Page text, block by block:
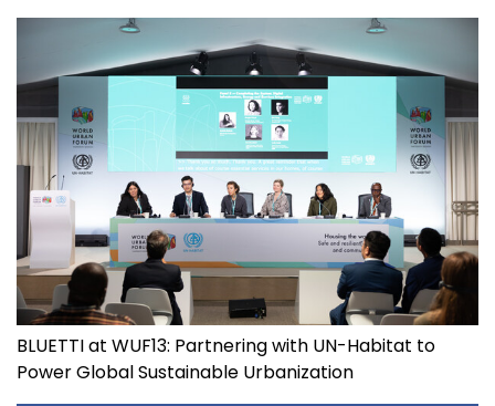
BLUETTI at WUF13: Partnering with UN-Habitat to
Power Global Sustainable Urbanization